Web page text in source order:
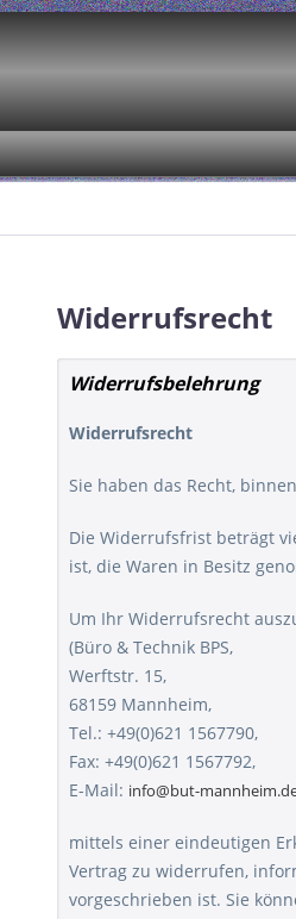
Widerrufsrecht
Widerrufsbelehrung
Widerrufsrecht
Sie haben das Recht,
Die Widerrufsfrist beträgt
ist, die Waren in Besitz
Um Ihr Widerrufsrecht
(Büro & Technik BPS,
Werftstr. 15,
68159 Mannheim,
Tel.: +49(0)621 1567790,
Fax: +49(0)621 1567792,
E-Mail: info@but-
mittels einer eindeutigen
Vertrag zu widerrufen,
vorgeschrieben ist. Sie